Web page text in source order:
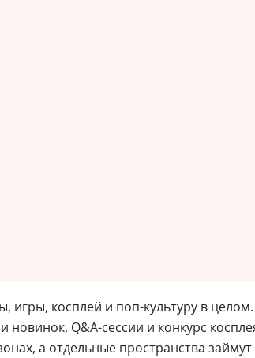
игры, косплей и поп-культуру в
новинок, Q&A-сессии и конкурс
а отдельные пространства